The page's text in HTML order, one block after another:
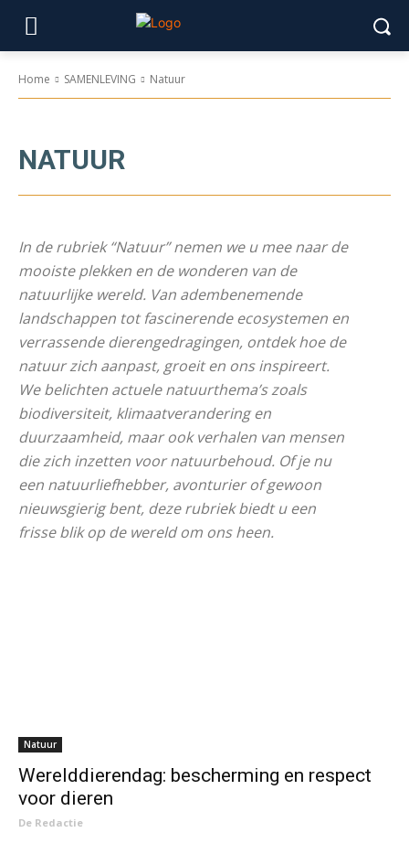
Home SAMENLEVING Natuur
NATUUR
In de rubriek “Natuur” nemen we u mee naar de
mooiste plekken en de wonderen van de
natuurlijke wereld. Van adembenemende
landschappen tot fascinerende ecosystemen en
verrassende dierengedragingen, ontdek hoe de
natuur zich aanpast, groeit en ons inspireert.
We belichten actuele natuurthema’s zoals
biodiversiteit, klimaatverandering en
duurzaamheid, maar ook verhalen van mensen
die zich inzetten voor natuurbehoud. Of je nu
een natuurliefhebber, avonturier of gewoon
nieuwsgierig bent, deze rubriek biedt u een
frisse blik op de wereld om ons heen.
Natuur
Werelddierendag: bescherming en respect
voor dieren
De Redactie